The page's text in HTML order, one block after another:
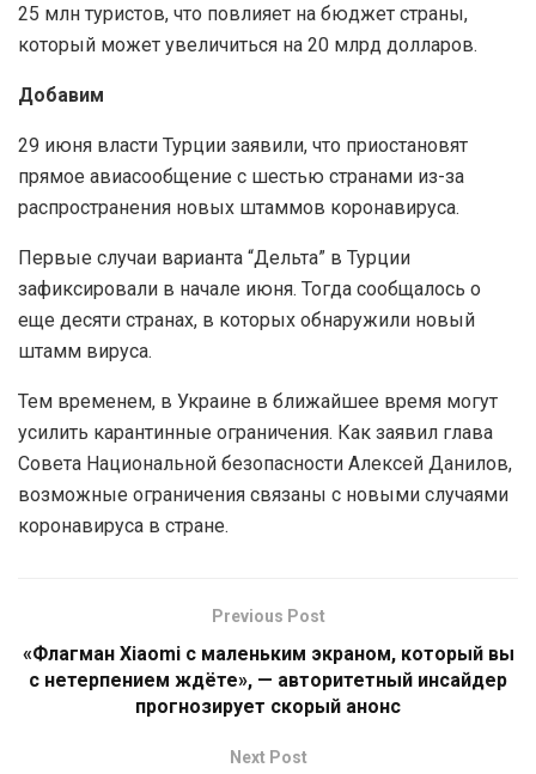
25 млн туристов, что повлияет на бюджет страны,
который может увеличиться на 20 млрд долларов.
Добавим
29 июня власти Турции заявили, что приостановят
прямое авиасообщение с шестью странами из-за
распространения новых штаммов коронавируса.
Первые случаи варианта “Дельта” в Турции
зафиксировали в начале июня. Тогда сообщалось о
еще десяти странах, в которых обнаружили новый
штамм вируса.
Тем временем, в Украине в ближайшее время могут
усилить карантинные ограничения. Как заявил глава
Совета Национальной безопасности Алексей Данилов,
возможные ограничения связаны с новыми случаями
коронавируса в стране.
Previous Post
«Флагман Xiaomi с маленьким экраном, который вы
с нетерпением ждёте», — авторитетный инсайдер
прогнозирует скорый анонс
Next Post